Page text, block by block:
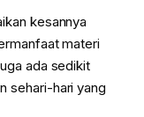
kesannya
materi
ada sedikit
sehari-hari yang